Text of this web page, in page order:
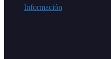
Información